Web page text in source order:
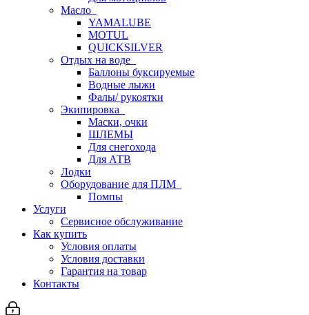
Масло
YAMALUBE
MOTUL
QUICKSILVER
Отдых на воде
Баллоны буксируемые
Водные лыжи
Фалы/ рукоятки
Экипировка
Маски, очки
ШЛЕМЫ
Для снегохода
Для АТВ
Лодки
Оборудование для ПЛМ
Помпы
Услуги
Сервисное обслуживание
Как купить
Условия оплаты
Условия доставки
Гарантия на товар
Контакты